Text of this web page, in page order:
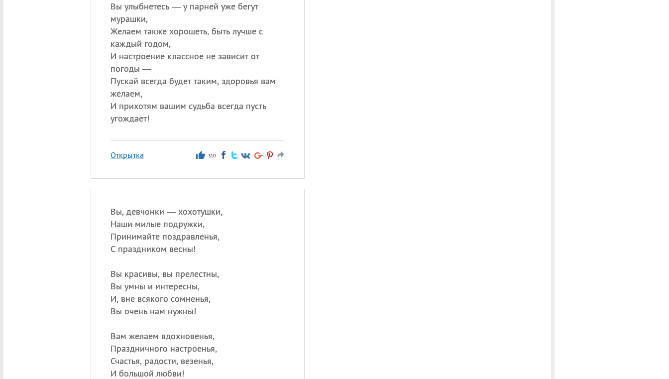
Вы улыбнетесь — у парней уже бегут
мурашки,
Желаем также хорошеть, быть лучше с
каждый годом,
И настроение классное не зависит от
погоды —
Пускай всегда будет таким, здоровья вам
желаем,
И прихотям вашим судьба всегда пусть
угождает!
Открытка 310
Вы, девчонки — хохотушки,
Наши милые подружки,
Принимайте поздравленья,
С праздником весны!
Вы красивы, вы прелестны,
Вы умны и интересны,
И, вне всякого сомненья,
Вы очень нам нужны!
Вам желаем вдохновенья,
Праздничного настроенья,
Счастья, радости, везенья,
И большой любви!